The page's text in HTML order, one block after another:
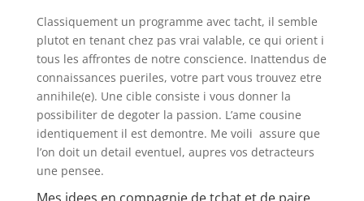
Classiquement un programme avec tacht, il semble
plutot en tenant chez pas vrai valable, ce qui orient i
tous les affrontes de notre conscience. Inattendus de
connaissances pueriles, votre part vous trouvez etre
annihile(e). Une cible consiste i vous donner la
possibiliter de degoter la passion. L’ame cousine
identiquement il est demontre. Me voili assure que
l’on doit un detail eventuel, aupres vos detracteurs
une pensee.